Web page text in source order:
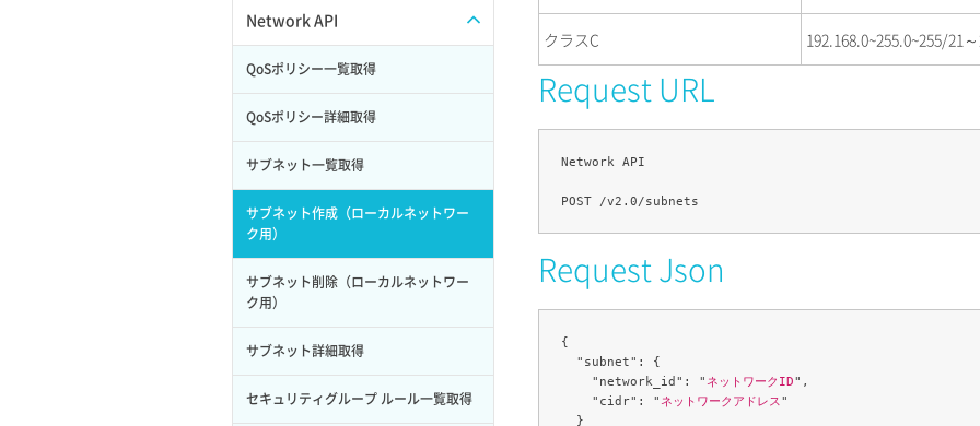
サブユーザー更新
サブユーザー詳細取得
トークン発行
スナップショット削除
スナップショット復元
スナップショット詳細一覧取得
スナップショット詳細取得（アイテム
指定）
バックアップリストア
バックアップ一覧取得
ISOイメージ作成
イメージ一覧取得
イメージ保存使用量取得
イメージ保存容量取得
イメージ保存容量変更
イメージ削除
イメージ詳細取得
ISOイメージ挿入/排出
SSHキーペア一覧取得
SSHキーペア作成
SSHキーペア削除
SSHキーペア詳細取得
アタッチ済みポート一覧取得
アタッチ済みポート詳細取得
アタッチ済みボリューム一覧
アタッチ済みボリューム詳細取得
Network API
QoSポリシー一覧取得
QoSポリシー詳細取得
サブネット一覧取得
サブネット作成（ローカルネットワー
ク用）
サブネット削除（ローカルネットワー
ク用）
サブネット詳細取得
セキュリティグループ ルール一覧取得
クラスC 192.168.0~255.0~255/21
Request URL
Network API
Request Json
{
  "subnet": {
    "network_id": "
ネットワークID",
    "cidr": "
ネットワークアドレス"
  }